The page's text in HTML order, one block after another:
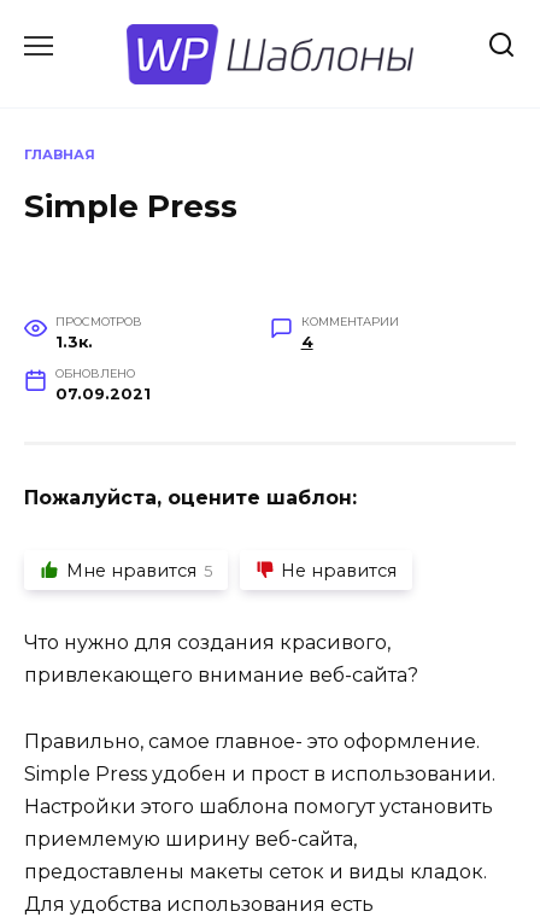
содержанию
ГЛАВНАЯ
Simple Press
ПРОСМОТРОВ
1.3к.
КОММЕНТАРИИ
4
ОБНОВЛЕНО
07.09.2021
Пожалуйста, оцените шаблон:
Мне нравится 5 Не нравится
Что нужно для создания красивого,
привлекающего внимание веб-сайта?
Правильно, самое главное- это оформление.
Simple Press удобен и прост в использовании.
Настройки этого шаблона помогут установить
приемлемую ширину веб-сайта,
предоставлены макеты сеток и виды кладок.
Для удобства использования есть